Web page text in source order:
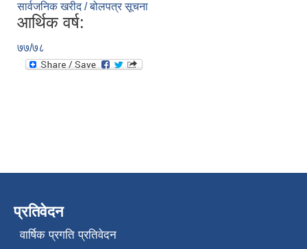
सार्वजनिक खरीद / बोलपत्र सूचना
आर्थिक वर्ष:
७७/७८
प्रतिवेदन
वार्षिक प्रगति प्रतिवेदन